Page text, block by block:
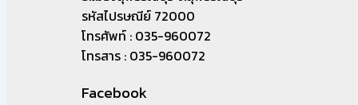
รหัสไปรษณีย์ 72000
โทรศัพท์ : 035-960072
โทรสาร : 035-960072
Facebook